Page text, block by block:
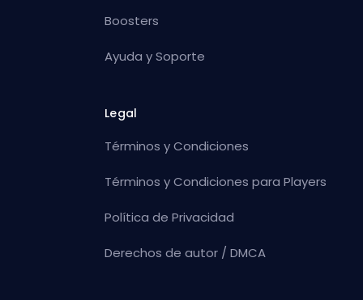
Boosters
Ayuda y Soporte
Legal
Términos y Condiciones
Términos y Condiciones para Players
Política de Privacidad
Derechos de autor / DMCA